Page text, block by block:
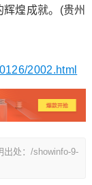
煌成就。(贵州
2002.html
出处：/showinfo-9-